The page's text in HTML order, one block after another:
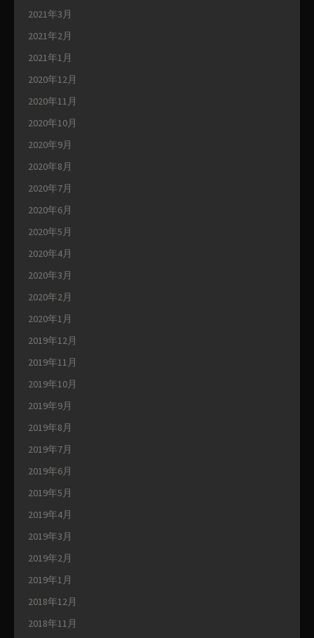
2021年3月
2021年2月
2021年1月
2020年12月
2020年11月
2020年10月
2020年9月
2020年8月
2020年7月
2020年6月
2020年5月
2020年4月
2020年3月
2020年2月
2020年1月
2019年12月
2019年11月
2019年10月
2019年9月
2019年8月
2019年7月
2019年6月
2019年5月
2019年4月
2019年3月
2019年2月
2019年1月
2018年12月
2018年11月